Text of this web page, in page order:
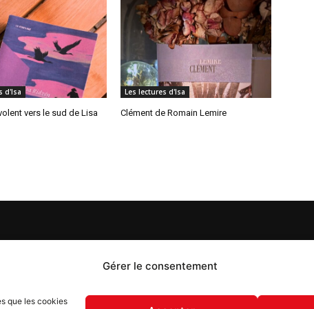
Gérer le consentement
que les cookies
d'Isa
vers le sud de Lisa
Les lectures d'Isa
Clément de Romain Lemire
semaine sur trois éditions : en Alsace du Nord depuis